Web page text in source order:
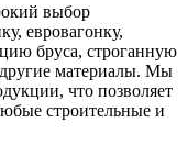
выбор
евровагонку,
бруса, строганную
другие материалы. Мы
что позволяет
строительные и